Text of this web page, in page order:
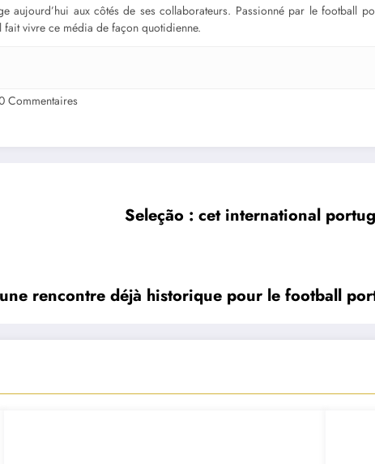
aux côtés de ses collaborateurs. Passionné par le football
fait vivre ce média de façon quotidienne.
Commentaires
Seleção : cet international
rencontre déjà historique pour le football